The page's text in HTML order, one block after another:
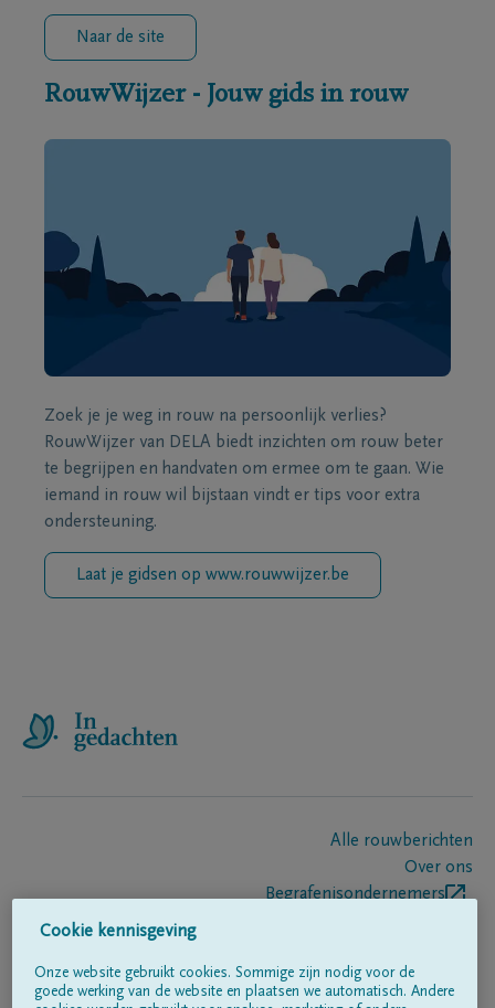
Naar de site
RouwWijzer - Jouw gids in rouw
Zoek je je weg in rouw na persoonlijk verlies?
RouwWijzer van DELA biedt inzichten om rouw beter
te begrijpen en handvaten om ermee om te gaan. Wie
iemand in rouw wil bijstaan vindt er tips voor extra
ondersteuning.
Laat je gidsen op www.rouwwijzer.be
Alle rouwberichten
Over ons
Begrafenisondernemers
Volg ons op
Cookie kennisgeving
Onze website gebruikt cookies. Sommige zijn nodig voor de
goede werking van de website en plaatsen we automatisch. Andere